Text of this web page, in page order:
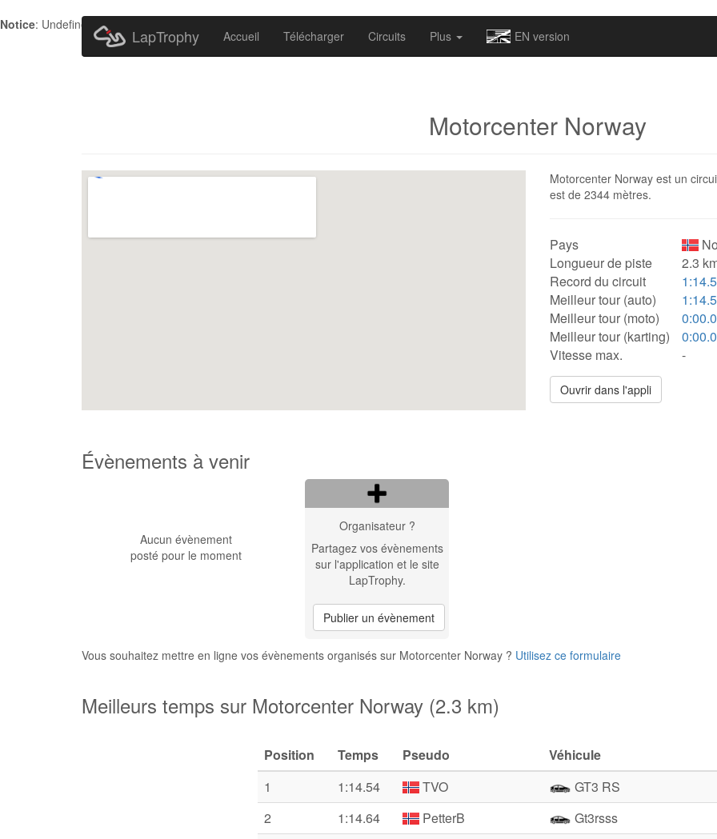
Notice: Undefined index: HTTP_ACCEPT_LANGUAGE in
LapTrophy Accueil Télécharger Circuits Plus EN version
Motorcenter Norway
Motorcenter Norway est un
est de 2344 mètres.
Pays
Longueur de piste
2.3
Record du circuit
Meilleur tour (auto)
Meilleur tour (moto)
Meilleur tour (karting)
Vitesse max.
-
Ouvrir dans l'appli
Évènements à venir
Aucun évènement
posté pour le moment
Organisateur ?
Partagez vos évènements
sur l'application et le site
LapTrophy.
Publier un évènement
Vous souhaitez mettre en ligne vos évènements organisés sur Motorcenter Norway ? Utilisez ce formulaire
Meilleurs temps sur Motorcenter Norway (2.3 km)
Position Temps Pseudo
Véhicule
1
1:14.54 TVO
GT3 RS
2
1:14.64 PetterB
Gt3rsss